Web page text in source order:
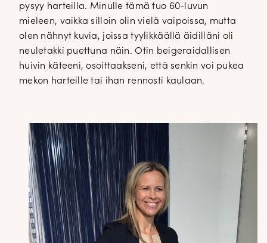
pysyy harteilla. Minulle tämä tuo 60-luvun
mieleen, vaikka silloin olin vielä vaipoissa, mutta
olen nähnyt kuvia, joissa tyylikkäällä äidilläni oli
neuletakki puettuna näin. Otin beigeraidallisen
huivin käteeni, osoittaakseni, että senkin voi pukea
mekon harteille tai ihan rennosti kaulaan.